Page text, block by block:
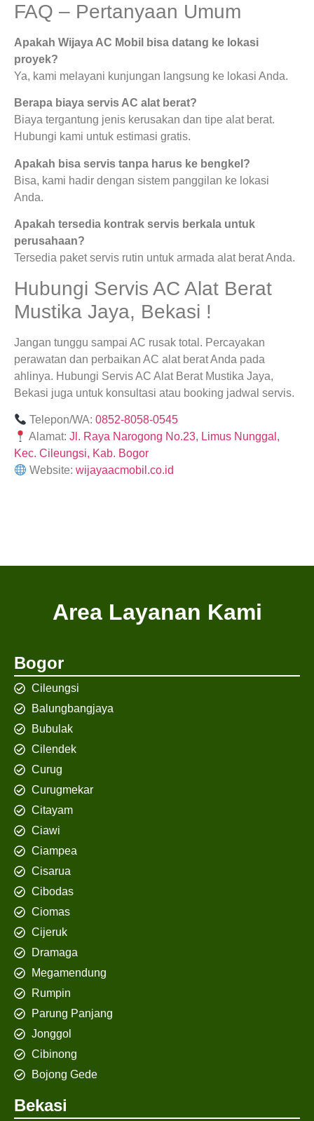
FAQ – Pertanyaan Umum
Apakah Wijaya AC Mobil bisa datang ke lokasi
proyek?
Ya, kami melayani kunjungan langsung ke lokasi Anda.
Berapa biaya servis AC alat berat?
Biaya tergantung jenis kerusakan dan tipe alat berat.
Hubungi kami untuk estimasi gratis.
Apakah bisa servis tanpa harus ke bengkel?
Bisa, kami hadir dengan sistem panggilan ke lokasi
Anda.
Apakah tersedia kontrak servis berkala untuk
perusahaan?
Tersedia paket servis rutin untuk armada alat berat Anda.
Hubungi Servis AC Alat Berat
Mustika Jaya, Bekasi !
Jangan tunggu sampai AC rusak total. Percayakan
perawatan dan perbaikan AC alat berat Anda pada
ahlinya. Hubungi Servis AC Alat Berat Mustika Jaya,
Bekasi juga untuk konsultasi atau booking jadwal servis.
Telepon/WA:0852-8058-0545
Alamat:Jl. Raya Narogong No.23, Limus Nunggal,
Kec. Cileungsi, Kab. Bogor
Website:wijayaacmobil.co.id
Area Layanan Kami
Bogor
Cileungsi
Balungbangjaya
Bubulak
Cilendek
Curug
Curugmekar
Citayam
Ciawi
Ciampea
Cisarua
Cibodas
Ciomas
Cijeruk
Dramaga
Megamendung
Rumpin
Parung Panjang
Jonggol
Cibinong
Bojong Gede
Bekasi